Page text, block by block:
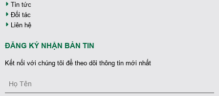
Tin tức
Đối tác
Liên hệ
ĐĂNG KÝ NHẬN BẢN TIN
Kết nối với chúng tôi để theo dõi thông tin mới nhất